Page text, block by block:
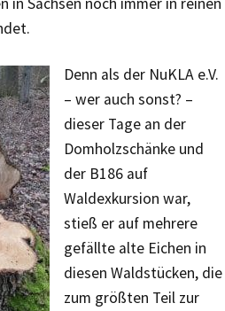
Denn als der NuKLA e.V.
– wer auch sonst? –
dieser Tage an der
Domholzschänke und
der B186 auf
Waldexkursion war,
stieß er auf mehrere
gefällte alte Eichen in
diesen Waldstücken, die
zum größten Teil zur